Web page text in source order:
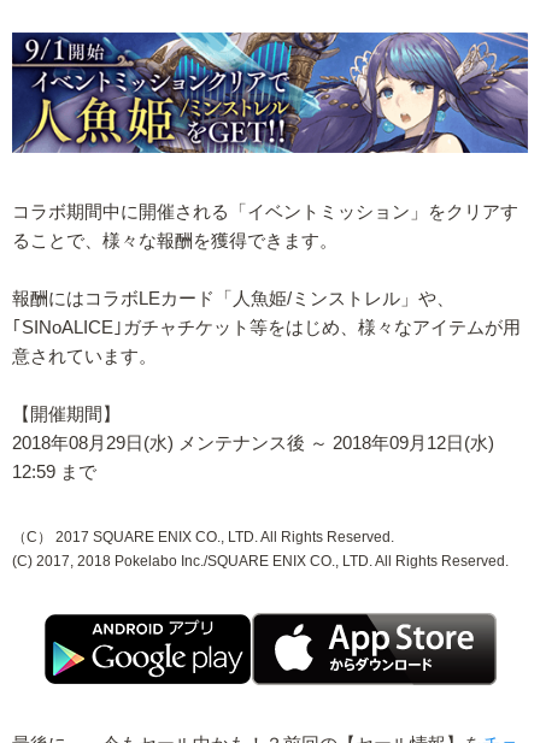
コラボ期間中に開催される「イベントミッション」をクリアす
ることで、様々な報酬を獲得できます。
報酬にはコラボLEカード「人魚姫/ミンストレル」や、
｢SINoALICE｣ガチャチケット等をはじめ、様々なアイテムが用
意されています。
【開催期間】
2018年08月29日(水) メンテナンス後 ～ 2018年09月12日(水)
12:59 まで
（C） 2017 SQUARE ENIX CO., LTD. All Rights Reserved.
(C) 2017, 2018 Pokelabo Inc./SQUARE ENIX CO., LTD. All Rights Reserved.